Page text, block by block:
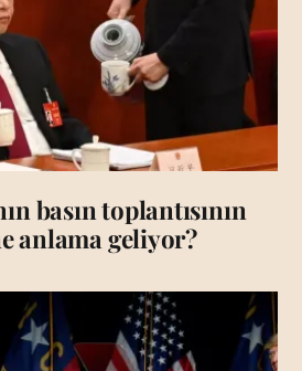
basın toplantısının
anlama geliyor?